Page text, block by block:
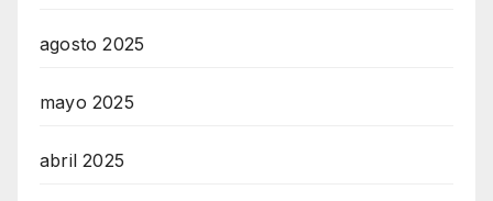
agosto 2025
mayo 2025
abril 2025